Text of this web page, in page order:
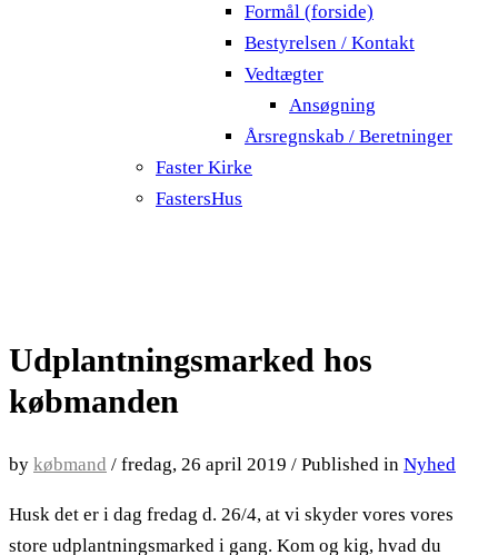
Formål (forside)
Bestyrelsen / Kontakt
Vedtægter
Ansøgning
Årsregnskab / Beretninger
Faster Kirke
FastersHus
Udplantningsmarked hos
købmanden
by købmand / fredag, 26 april 2019 / Published in Nyhed
Husk det er i dag fredag d. 26/4, at vi skyder vores vores
store udplantningsmarked i gang. Kom og kig, hvad du